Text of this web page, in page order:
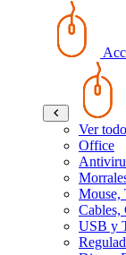
Ver
Office
Mouse,
Cables,
USB y